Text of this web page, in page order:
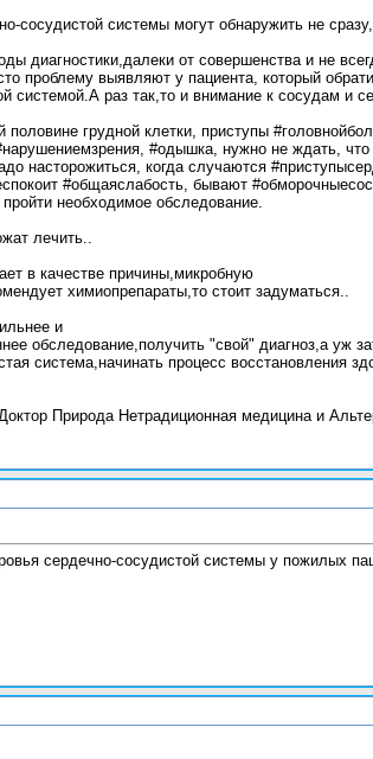
сосудистой системы могут обнаружить не
диагностики,далеки от совершенства и не
проблему выявляют у пациента, который
системой.А раз так,то и внимание к сосудам и
половине грудной клетки, приступы
#одышка, нужно не ждать, что
насторожиться, когда случаются
#общаяслабость, бывают
необходимое обследование.
лечить..
в качестве причины,микробную
химиопрепараты,то стоит задуматься..
и
обследование,получить "свой" диагноз,а уж
система,начинать процесс восстановления
Природа Нетрадиционная медицина и
сердечно-сосудистой системы у пожилых